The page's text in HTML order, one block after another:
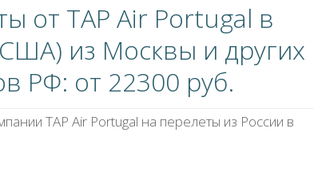
от TAP Air Portugal в
из Москвы и других
РФ: от 22300 руб.
TAP Air Portugal на перелеты из России в